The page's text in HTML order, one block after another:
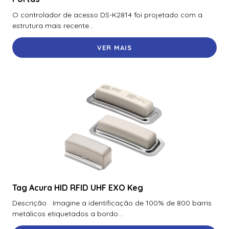
70300Aep0N | Assa Abloy | Placa De Expansão Para
Monitoramento Vertx V300
71000Bep0N01A | Assa Abloy | Controlador Vertx Evo™
V1000
900Ltnnek00017 | Assa Abloy | Leitor De Proximidade
900Nbnnek20000 | Assa Abloy | Leitor De Proximidade
900Nmnnekma001 | Assa Abloy | Leitor De Proximidade
900Nnnnek2037P | Assa Abloy | Leitor De Proximidade R10
900Nsnnek20000 | Assa Abloy | Leitor De Proximidade R10
O controlador de acesso DS-K2814 foi projetado com a
estrutura mais recente...
VER MAIS
Tag Acura HID RFID UHF EXO Keg
Descrição Imagine a identificação de 100% de 800 barris
metálicos etiquetados a bordo...